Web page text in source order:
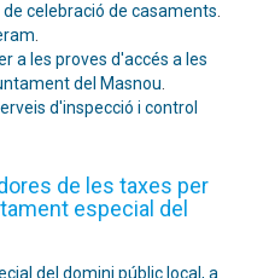
celebració de casaments
a les proves d'accés a les
del Masnou
d'inspecció i control
de les taxes per
especial del
del domini públic local, a